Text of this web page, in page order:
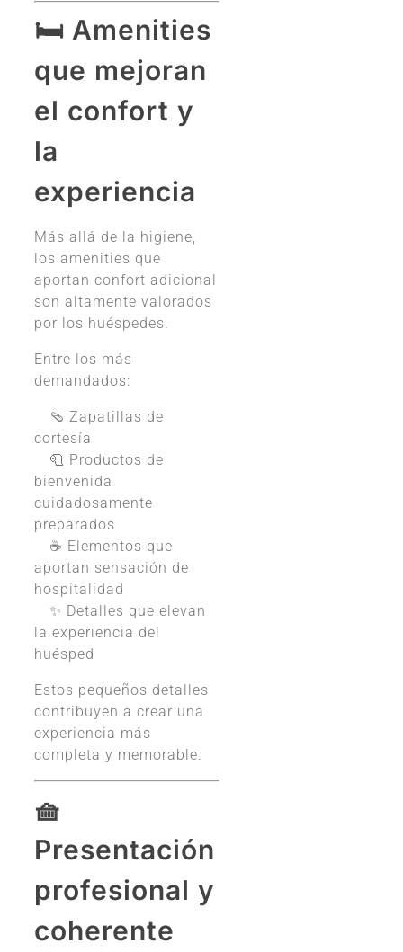
🛏️ Amenities
que mejoran
el confort y
la
experiencia
Más allá de la higiene,
los amenities que
aportan confort adicional
son altamente valorados
por los huéspedes.
Entre los más
demandados:
🩴 Zapatillas de
cortesía
🧻 Productos de
bienvenida
cuidadosamente
preparados
☕ Elementos que
aportan sensación de
hospitalidad
✨ Detalles que elevan
la experiencia del
huésped
Estos pequeños detalles
contribuyen a crear una
experiencia más
completa y memorable.
🧺
Presentación
profesional y
coherente